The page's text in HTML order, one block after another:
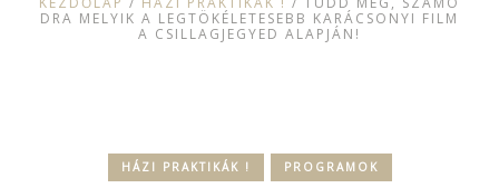
DRA MELYIK A LEGTÖKÉLETESEBB KARÁCSONYI FILM
A CSILLAGJEGYED ALAPJÁN!
HÁZI PRAKTIKÁK ! PROGRAMOK